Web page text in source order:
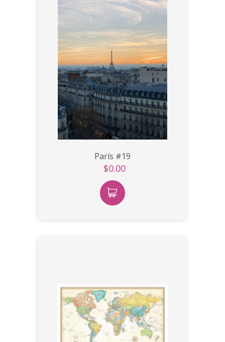
París #19
$0.00